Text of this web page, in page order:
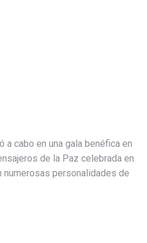
a cabo en una gala benéfica en
de la Paz celebrada en
numerosas personalidades de